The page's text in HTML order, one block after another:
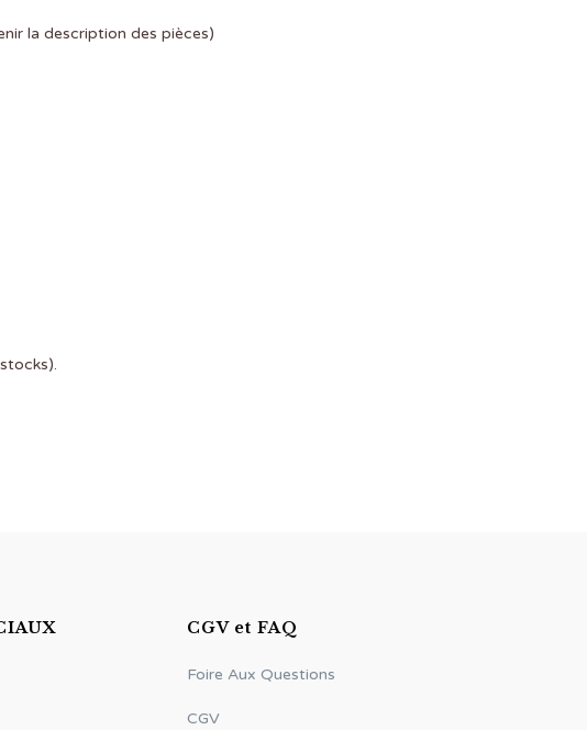
la description des pièces)
CGV et FAQ
Foire Aux Questions
CGV